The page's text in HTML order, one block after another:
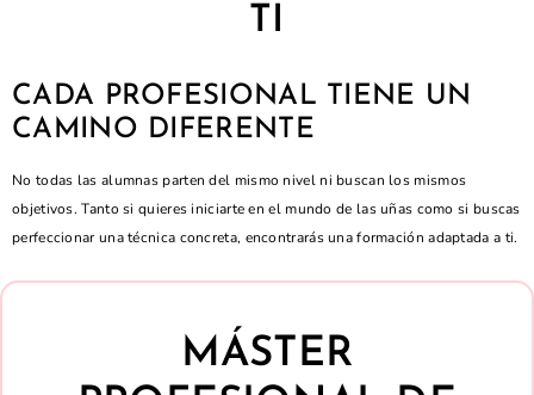
TI
CADA PROFESIONAL TIENE UN
CAMINO DIFERENTE
No todas las alumnas parten del mismo nivel ni buscan los mismos
objetivos. Tanto si quieres iniciarte en el mundo de las uñas como si buscas
perfeccionar una técnica concreta, encontrarás una formación adaptada a ti.
MÁSTER